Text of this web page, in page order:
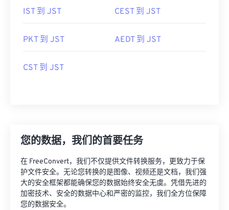
IST 到 JST CEST 到 JST
PKT 到 JST AEDT 到 JST
CST 到 JST
您的数据，我们的首要任务
在 FreeConvert，我们不仅提供文件转换服务，更致力于保
护文件安全。无论您转换的是图像、视频还是文档，我们强
大的安全框架都能确保您的数据始终安全无虞。凭借先进的
加密技术、安全的数据中心和严密的监控，我们全方位保障
您的数据安全。